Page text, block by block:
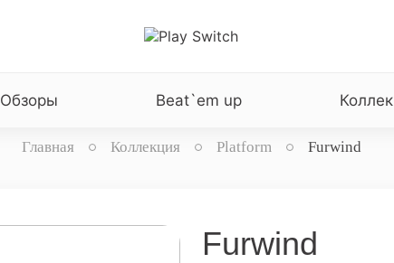
Обзоры Beat`em up
Главная Коллекция Platform Furwind
Furwind